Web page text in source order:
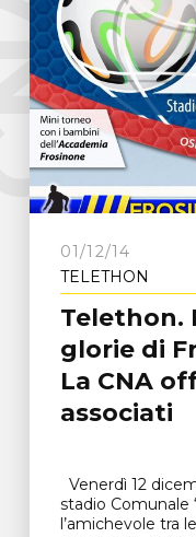
01/12/14
TELETHON
Telethon.
glorie di
La CNA
associati
Venerdì 12
stadio Comunale
l’amichevole tra